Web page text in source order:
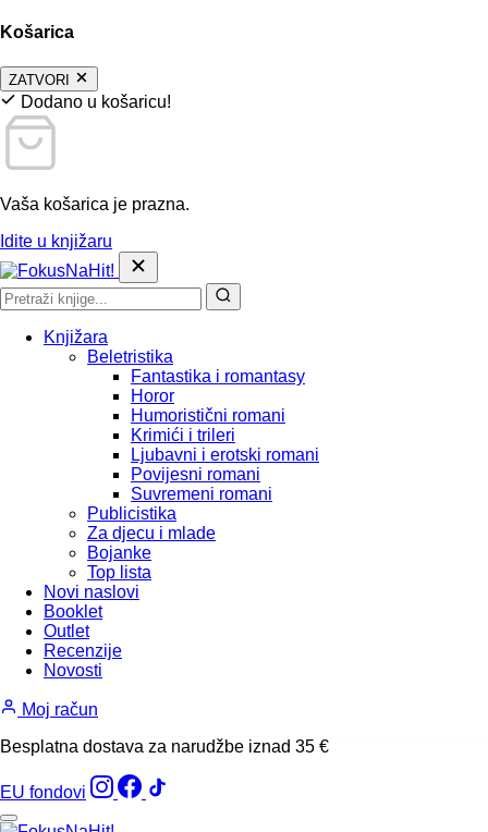
Košarica
ZATVORI
Dodano u košaricu!
Vaša košarica je prazna.
Idite u knjižaru
Knjižara
Beletristika
Fantastika i romantasy
Horor
Humoristični romani
Krimići i trileri
Ljubavni i erotski romani
Povijesni romani
Suvremeni romani
Publicistika
Za djecu i mlade
Bojanke
Top lista
Novi naslovi
Booklet
Outlet
Recenzije
Novosti
Moj račun
Besplatna dostava za narudžbe iznad 35 €
EU fondovi